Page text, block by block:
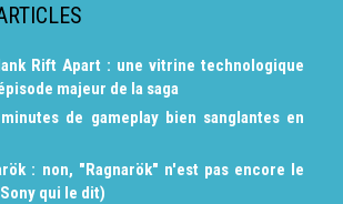
Rift Apart : une vitrine technologique
majeur de la saga
de gameplay bien sanglantes en
: non, "Ragnarök" n'est pas encore le
qui le dit)